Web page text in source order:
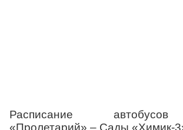
Расписание
«Пролетарий» – Сады «Химик-